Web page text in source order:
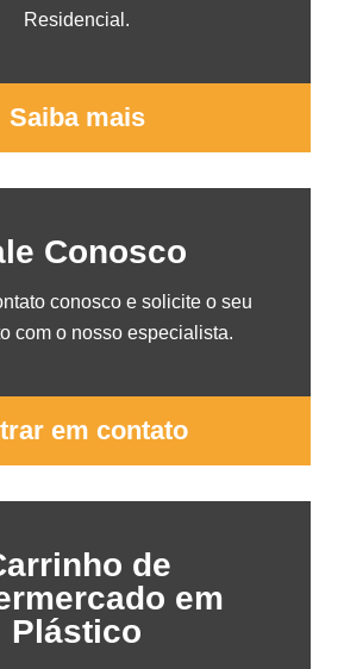
Residencial.
Saiba mais
Conosco
conosco e solicite o seu
com o nosso especialista.
em contato
de
em
Plástico